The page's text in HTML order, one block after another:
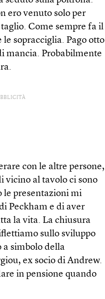
ero venuto solo per
Come sempre fa il
sopracciglia. Pago otto
mancia. Probabilmente
con le altre persone,
vicino al tavolo ci sono
le presentazioni mi
Peckham e di aver
la vita. La chiusura
sullo sviluppo
a simbolo della
ex socio di Andrew.
in pensione quando